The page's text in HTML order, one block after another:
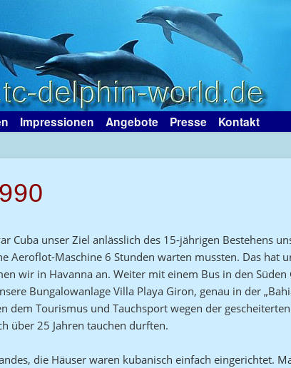
Impressionen Angebote Presse Kontakt
Cuba unser Ziel anlässlich des 15-jährigen Bestehens
Aeroflot-Maschine 6 Stunden warten mussten. Das hat
wir in Havanna an. Weiter mit einem Bus in den Süden
Bungalowanlage Villa Playa Giron, genau in der
dem Tourismus und Tauchsport wegen der
über 25 Jahren tauchen durften.
die Häuser waren kubanisch einfach eingerichtet.